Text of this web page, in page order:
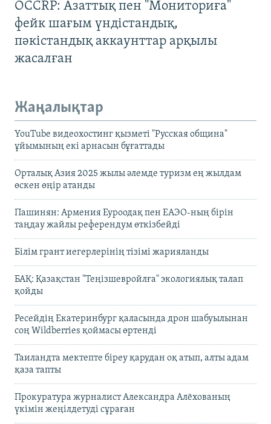
OCCRP: Азаттық пен "Мониториға"
фейк шағым үндістандық,
пәкістандық аккаунттар арқылы
жасалған
Жаңалықтар
YouTube видеохостинг қызметі "Русская община"
ұйымының екі арнасын бұғаттады
Орталық Азия 2025 жылы әлемде туризм ең жылдам
өскен өңір атанды
Пашинян: Армения Еуроодақ пен ЕАЭО-ның бірін
таңдау жайлы референдум өткізбейді
Білім грант иегерлерінің тізімі жарияланды
БАҚ: Қазақстан "Теңізшевройлға" экологиялық талап
қойды
Ресейдің Екатеринбург қаласында дрон шабуылынан
соң Wildberries қоймасы өртенді
Таиландта мектепте біреу қарудан оқ атып, алты адам
қаза тапты
Прокуратура журналист Александра Алёхованың
үкімін жеңілдетуді сұраған